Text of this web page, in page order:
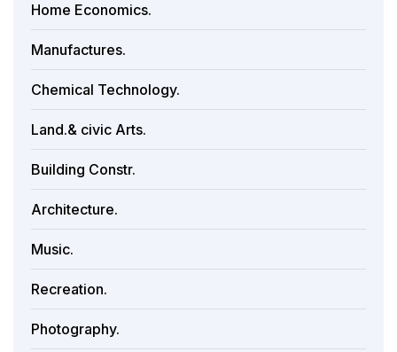
Home Economics.
Manufactures.
Chemical Technology.
Land.& civic Arts.
Building Constr.
Architecture.
Music.
Recreation.
Photography.